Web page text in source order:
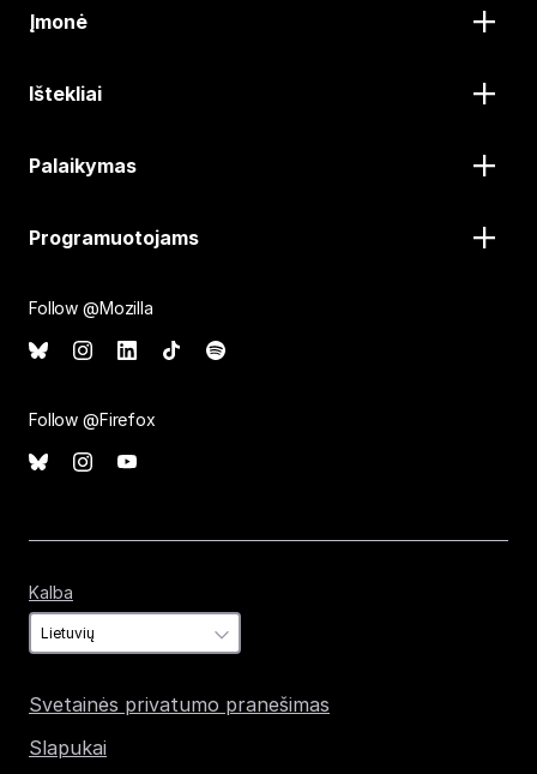
Įmonė
Ištekliai
Palaikymas
Programuotojams
Follow @Mozilla
Follow @Firefox
Kalba
Svetainės privatumo pranešimas
Slapukai